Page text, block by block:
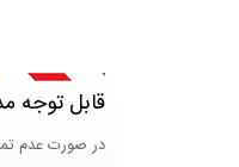
قابل توجه
در صورت عدم